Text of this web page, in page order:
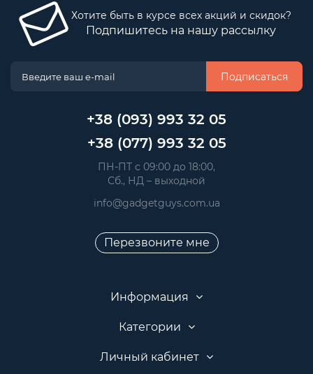
Хотите быть в курсе всех акций и скидок?
Подпишитесь на нашу рассылку
Подписаться
+38 (093) 993 32 05
+38 (077) 993 32 05
ПН-ПТ с 09:00 до 18:00,
Сб., НД – выходной
info@gadgetguys.com.ua
Перезвоните мне
Информация
Категории
Личный кабинет